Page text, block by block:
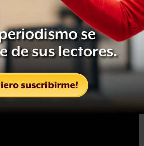
pollo frito los días 23, 24 y 25 de
en Nochebuena.
navideñas que la cadena
con hasta dos meses de
enormes.